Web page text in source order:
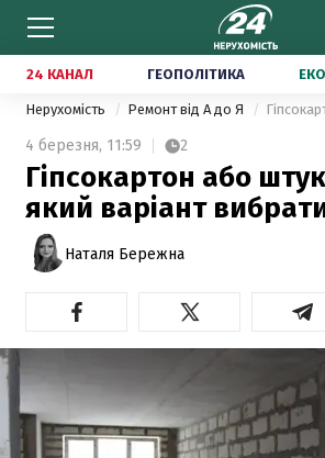
24 КАНАЛ ГЕОПОЛІТИКА
Нерухомість Ремонт від А до Я
4 березня, 11:59 2
Гіпсокартон або
який варіант
Наталя Бережна